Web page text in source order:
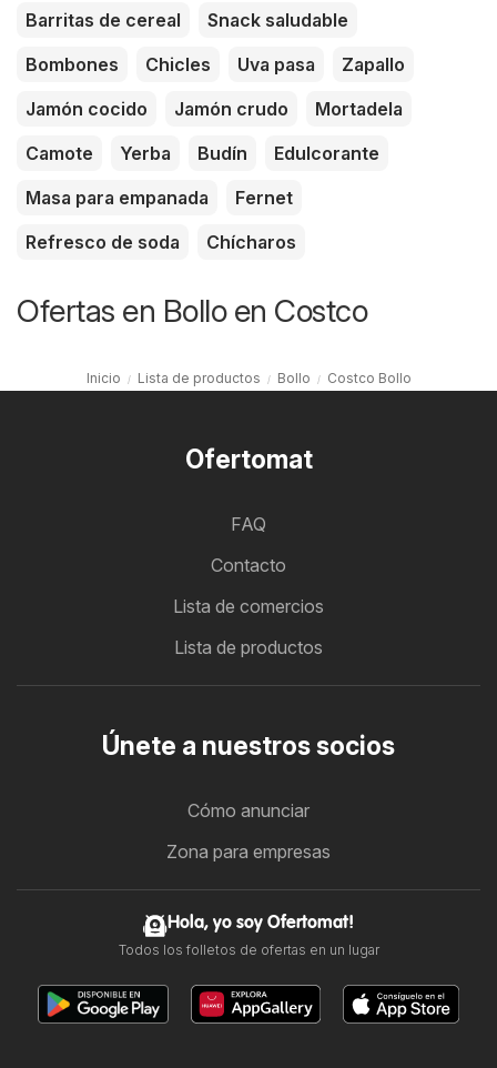
Barritas de cereal
Snack saludable
Bombones
Chicles Uva pasa
Zapallo
Jamón cocido
Jamón crudo
Mortadela
Camote
Yerba Budín
Edulcorante
Masa para empanada
Fernet
Refresco de soda
Chícharos
Ofertas en Bollo en Costco
Inicio Lista de productos Bollo Costco Bollo
Ofertomat
FAQ
Contacto
Lista de comercios
Lista de productos
Únete a nuestros socios
Cómo anunciar
Zona para empresas
Hola, yo soy Ofertomat!
Todos los folletos de ofertas en un lugar